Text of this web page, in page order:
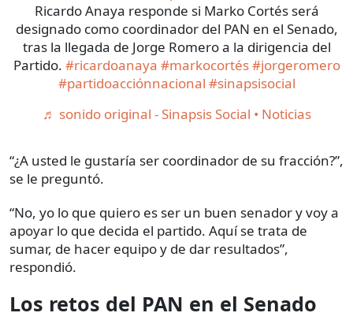
Ricardo Anaya responde si Marko Cortés será
designado como coordinador del PAN en el Senado,
tras la llegada de Jorge Romero a la dirigencia del
Partido. #ricardoanaya #markocortés#jorgeromero
#partidoacciónnacional #sinapsisocial
♬ sonido original - Sinapsis Social • Noticias
“¿A usted le gustaría ser coordinador de su fracción?”,
se le preguntó.
“No, yo lo que quiero es ser un buen senador y voy a
apoyar lo que decida el partido. Aquí se trata de
sumar, de hacer equipo y de dar resultados”,
respondió.
Los retos del PAN en el Senado